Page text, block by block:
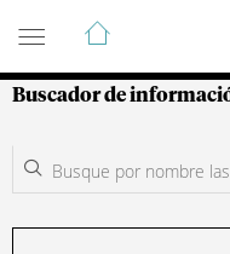
Guía de
Buscador de